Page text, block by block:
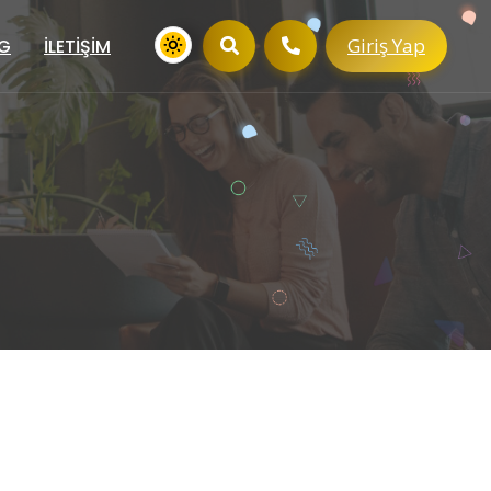
İLETIŞIM Giriş Yap